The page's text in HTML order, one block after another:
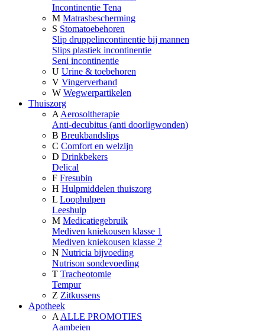
Incontinentie Tena
M Matrasbescherming
S Stomatoebehoren
Slip druppelincontinentie bij mannen
Slips plastiek incontinentie
Seni incontinentie
U Urine & toebehoren
V Vingerverband
W Wegwerpartikelen
Thuiszorg
A Aerosoltherapie
Anti-decubitus (anti doorligwonden)
B Breukbandslips
C Comfort en welzijn
D Drinkbekers
Delical
F Fresubin
H Hulpmiddelen thuiszorg
L Loophulpen
Leeshulp
M Medicatiegebruik
Mediven kniekousen klasse 1
Mediven kniekousen klasse 2
N Nutricia bijvoeding
Nutrison sondevoeding
T Tracheotomie
Tempur
Z Zitkussens
Apotheek
A ALLE PROMOTIES
Aambeien